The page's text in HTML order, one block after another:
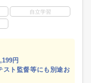
自立学習
円
ト監督等にも別途お